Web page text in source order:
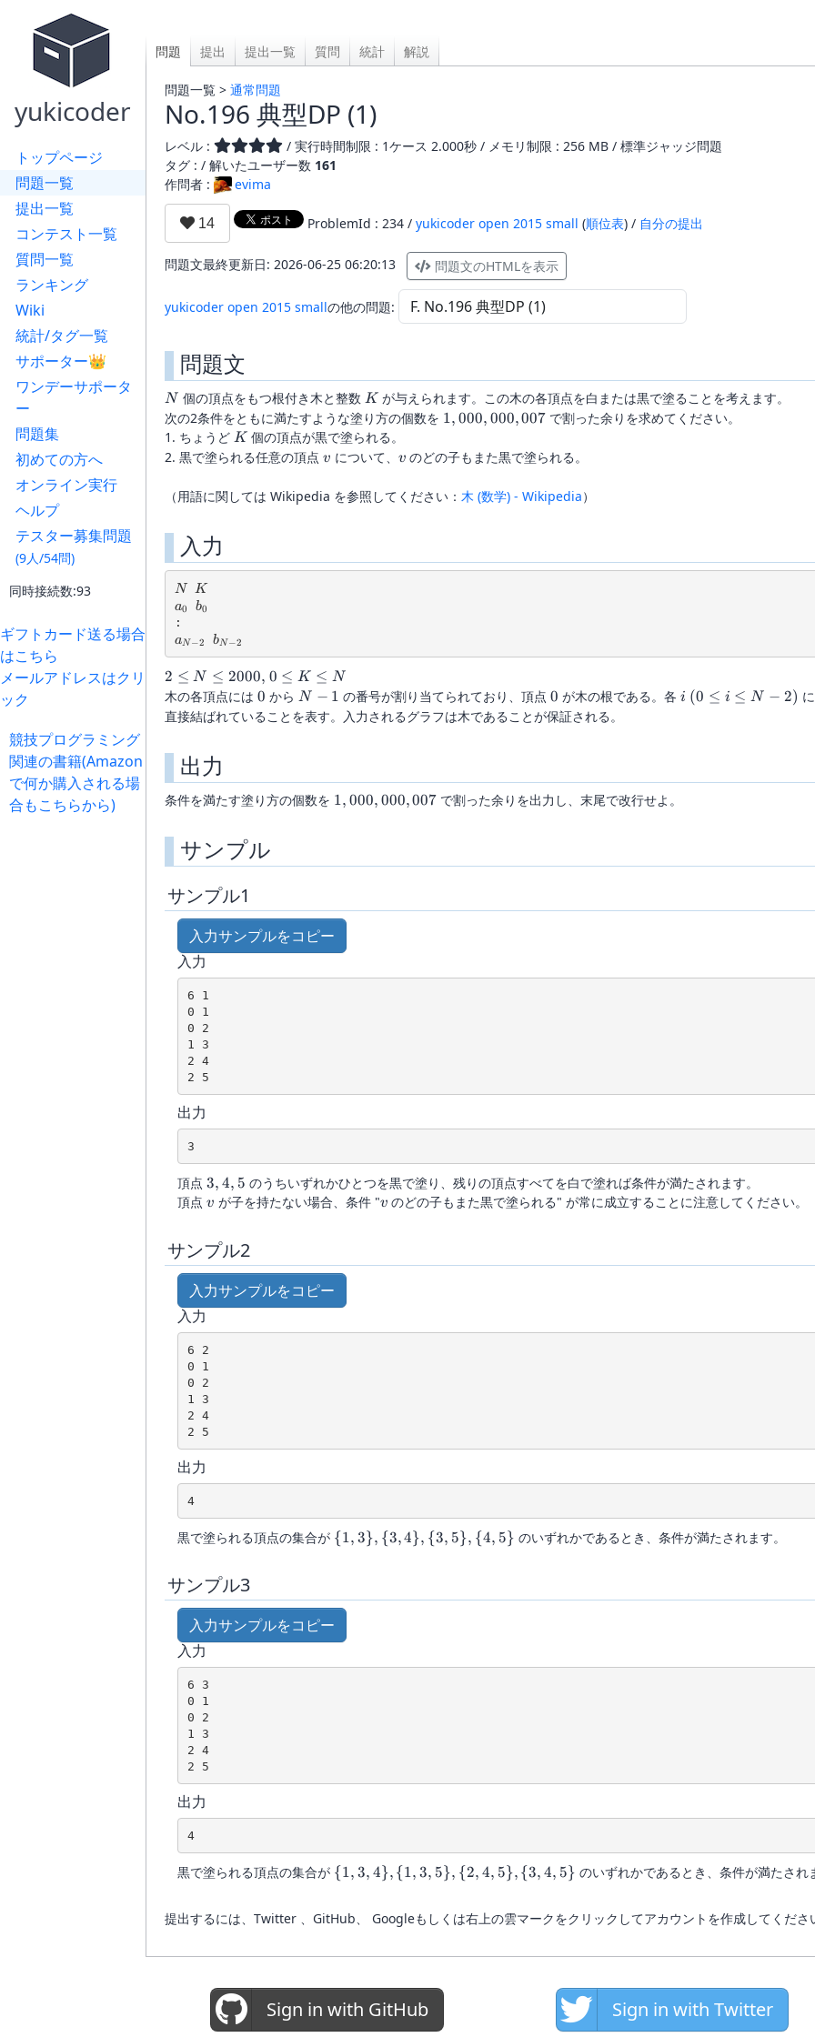
yukicoder
トップページ
問題一覧
提出一覧
コンテスト一覧
質問一覧
ランキング
Wiki
統計/タグ一覧
サポーター👑
ワンデーサポータ
ー
問題集
初めての方へ
オンライン実行
ヘルプ
テスター募集問題
(9人/54問)
同時接続数:93
ギフトカード送る場合
はこちら
メールアドレスはクリ
ック
競技プログラミング
関連の書籍(Amazon
で何か購入される場
合もこちらから)
問題 提出 提出一覧 質問 統計 解説
問題一覧 > 通常問題
No.196 典型DP (1)
レベル :
/ 実行時間制限 : 1ケース 2.000秒 / メモリ制限 : 256 MB / 標準ジャッジ問題
タグ : / 解いたユーザー数 161
作問者 :
evima
ProblemId : 234 / yukicoder open 2015 small (順位表) / 自分の提出
問題文最終更新日: 2026-06-25 06:20:13 問題文のHTMLを表示
yukicoder open 2015 smallの他の問題:
問題文
N
N 個の頂点をもつ根付き木と整数 K
K が与えられます。この木の各頂点を白または黒で塗ることを考えます。
次の2条件をともに満たすような塗り方の個数を 1,000,000,007
1, 000, 000,007 で割った余りを求めてください。
1. ちょうど K
K 個の頂点が黒で塗られる。
2. 黒で塗られる任意の頂点 v
v について、 v
v のどの子もまた黒で塗られる。
（用語に関しては Wikipedia を参照してください： 木 (数学) - Wikipedia）
入力
N
N K
K
a_0
a0 b_0
b0
a_{N-2}
aN−2 b_{N-2}
bN−2
2 \le
N \le
2000,
2 ≤ N ≤ 2000, 0
\le
K
0 ≤ K ≤ N
木の各頂点には 0
0 から N-
1
N − 1 の番号が割り当てられており、頂点0
0 が木の根である。各i
i (0
2)
(0 ≤ i ≤ N − 2)
直接結ばれていることを表す。入力されるグラフは木であることが保証される。
出力
条件を満たす塗り方の個数を 1,000,000,007
1, 000, 000,007 で割った余りを出力し、末尾で改行せよ。
サンプル
サンプル1
入力サンプルをコピー
入力
6 1
0 1
0 2
1 3
2 4
出力
頂点 3,
4,
3, 4, 5 のうちいずれかひとつを黒で塗り、残りの頂点すべてを白で塗れば条件が満たされます。
頂点 v
v が子を持たない場合、条件 "v
v のどの子もまた黒で塗られる" が常に成立することに注意してください。
サンプル2
入力サンプルをコピー
入力
6 2
0 1
0 2
1 3
2 4
出力
4
黒で塗られる頂点の集合が \{1,
\{3,
\{4,
5\}
{ 1, 3}, {3,4}, {3, 5}, {4, 5} のいずれかであるとき、条件が満たされます。
サンプル3
入力サンプルをコピー
入力
6 3
0 1
0 2
1 3
2 4
出力
4
黒で塗られる頂点の集合が \{1,
\{1,
5\},
4,
5\},
{ 1, 3, 4}, { 1, 3, 5}, {2, 4, 5}, {3, 4, 5} のいずれかであるとき、条件が満たされ
提出するには、Twitter 、GitHub、 Googleもしくは右上の雲マークをクリックしてアカウントを作成してくださ
Sign in with GitHub Sign in with Twitter